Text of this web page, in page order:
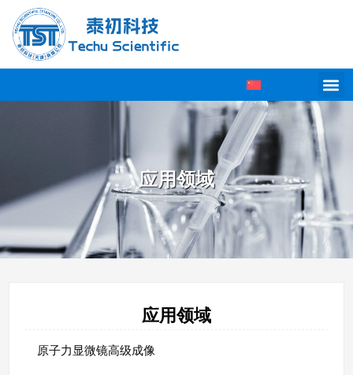
应用领域
应用领域
原子力显微镜高级成像